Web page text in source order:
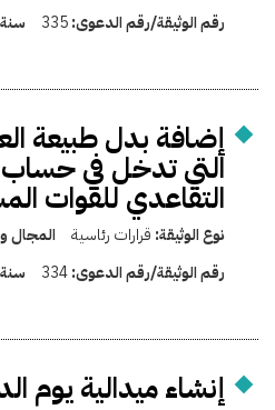
رقم الوثيقة/رقم الدعوى:335
إضافة بدل طبيعة
التي تدخل في
التقاعدي للقوات
نوع الوثيقة: قرارات رئاسية المجال
رقم الوثيقة/رقم الدعوى:334
إنشاء ميدالية يوم